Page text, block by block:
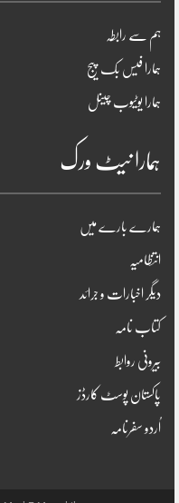
ہم سے رابطہ
ہمارا فیس بک پیج
ہمارا یوٹیوب چینل
ہمارا نیٹ ورک
ہمارے بارے میں
انتظامیہ
دیگر اخبارات و جرائد
کتاب نامہ
بیرونی روابط
پاکستان پوسٹ کارڈز
اُردو سفرنامہ